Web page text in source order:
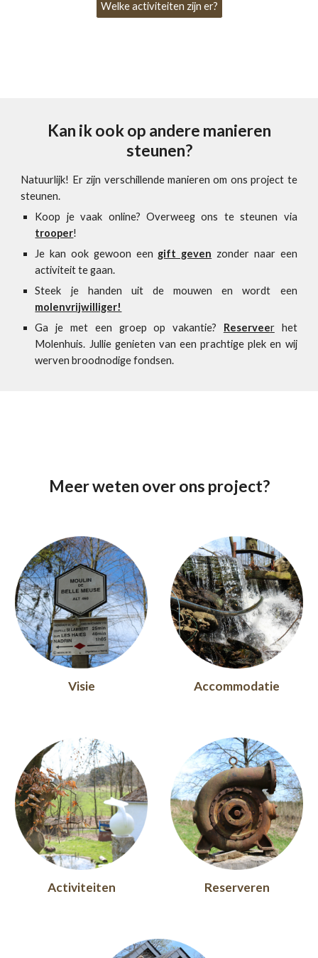
Welke activiteiten zijn er?
Kan ik ook op andere manieren
steunen?
Natuurlijk! Er zijn verschillende manieren om ons project te
steunen.
Koop je vaak online? Overweeg ons te steunen via
trooper!
Je kan ook gewoon een gift geven zonder naar een
activiteit te gaan.
Steek je handen uit de mouwen en wordt een
molenvrijwilliger!
Ga je met een groep op vakantie? Reserveerhet
Molenhuis. Jullie genieten van een prachtige plek en wij
werven broodnodige fondsen.
Meer weten over ons project?
Visie Accommodatie
Activiteiten Reserveren